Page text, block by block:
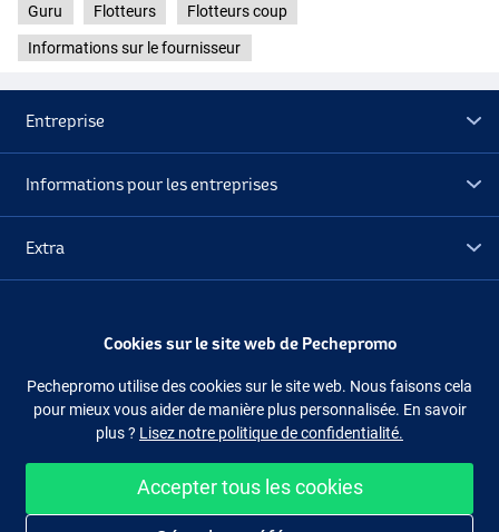
Foam
Guru Flotteurs Flotteurs coup
Informations sur le fournisseur
Entreprise
Informations pour les entreprises
Extra
Suivez-nous Facebook Instagram
Cookies sur le site web de Pechepromo
Pechepromo utilise des cookies sur le site web. Nous faisons cela
pour mieux vous aider de manière plus personnalisée. En savoir
plus ? Lisez notre politique de confidentialité.
Accepter tous les cookies